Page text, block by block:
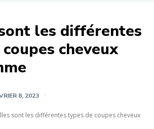
les différentes
cheveux
8, 2023
sont les différentes types de coupes cheveux